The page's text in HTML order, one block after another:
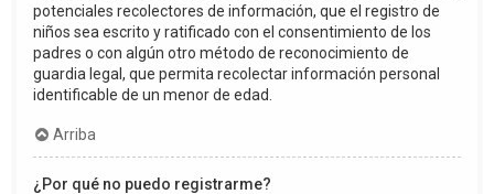
potenciales recolectores de información, que el registro de
niños sea escrito y ratificado con el consentimiento de los
padres o con algún otro método de reconocimiento de
guardia legal, que permita recolectar información personal
identificable de un menor de edad.
Arriba
¿Por qué no puedo registrarme?